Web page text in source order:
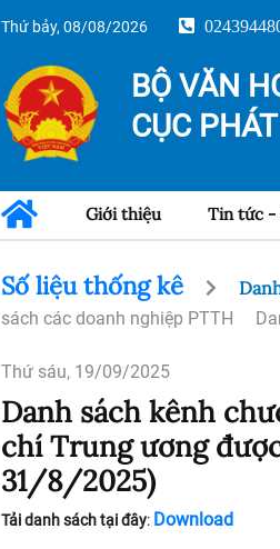
Thứ bảy, 08/08/2026
BỘ VĂN
CỤC
Giới thiệu Tin tức -
Số liệu thống kê
sách các doanh nghiệp PTTH
Thứ sáu, 19/09/2025
Danh sách kênh
chí Trung ương
31/8/2025)
Tải danh sách tại đây: Download